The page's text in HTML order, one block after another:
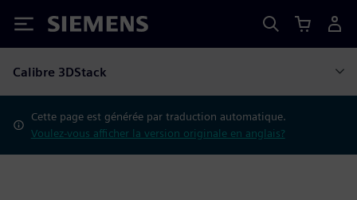
Siemens
Calibre 3DStack
Cette page est générée par traduction automatique.
Voulez-vous afficher la version originale en anglais?